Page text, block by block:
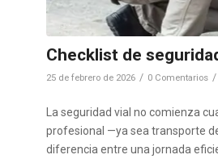
Checklist de
25 de febrero de 2026 / 0 Comentarios /
La seguridad vial no comienza
profesional —ya sea transporte
diferencia entre una jornada